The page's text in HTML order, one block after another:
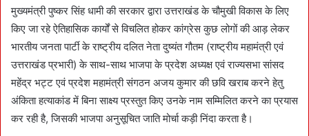
मुख्यमंत्री पुष्कर सिंह धामी की सरकार द्वारा उत्तराखंड के चौमुखी विकास के लिए
किए जा रहे ऐतिहासिक कार्यों से विचलित होकर कांग्रेस कुछ लोगों की आड़ लेकर
भारतीय जनता पार्टी के राष्ट्रीय दलित नेता दुष्यंत गौतम (राष्ट्रीय महामंत्री एवं
उत्तराखंड प्रभारी) के साथ-साथ भाजपा के प्रदेश अध्यक्ष एवं राज्यसभा सांसद
महेंद्र भट्ट एवं प्रदेश महामंत्री संगठन अजय कुमार की छवि खराब करने हेतु
अंकिता हत्याकांड में बिना साक्ष्य प्रस्तुत किए उनके नाम सम्मिलित करने का प्रयास
कर रही है, जिसकी भाजपा अनुसूचित जाति मोर्चा कड़ी निंदा करता है।